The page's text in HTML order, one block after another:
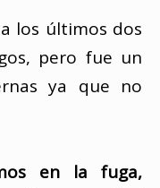
los últimos dos
pero fue un
ya que no
en la fuga,